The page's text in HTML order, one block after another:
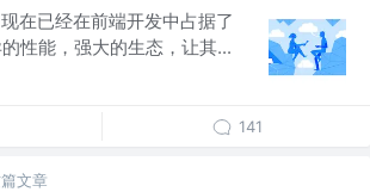
在已经在前端开发中占据了
性能，强大的生态，让其...
141
文章